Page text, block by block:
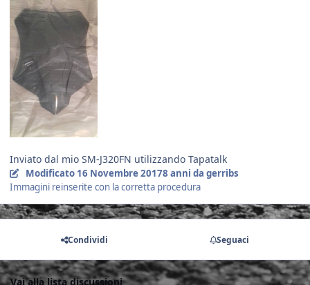
Inviato dal mio SM-J320FN utilizzando Tapatalk
Modificato 16 Novembre 20178 anni da gerribs
Immagini reinserite con la corretta procedura
Condividi Seguaci
Vai alla lista discussioni